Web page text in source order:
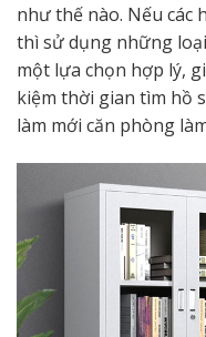
như thế nào. Nếu các
thì sử dụng những
một lựa chọn hợp lý,
kiệm thời gian tìm hồ
làm mới căn phòng